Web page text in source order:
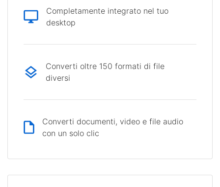
Completamente integrato nel tuo
desktop
Converti oltre 150 formati di file
diversi
Converti documenti, video e file audio
con un solo clic